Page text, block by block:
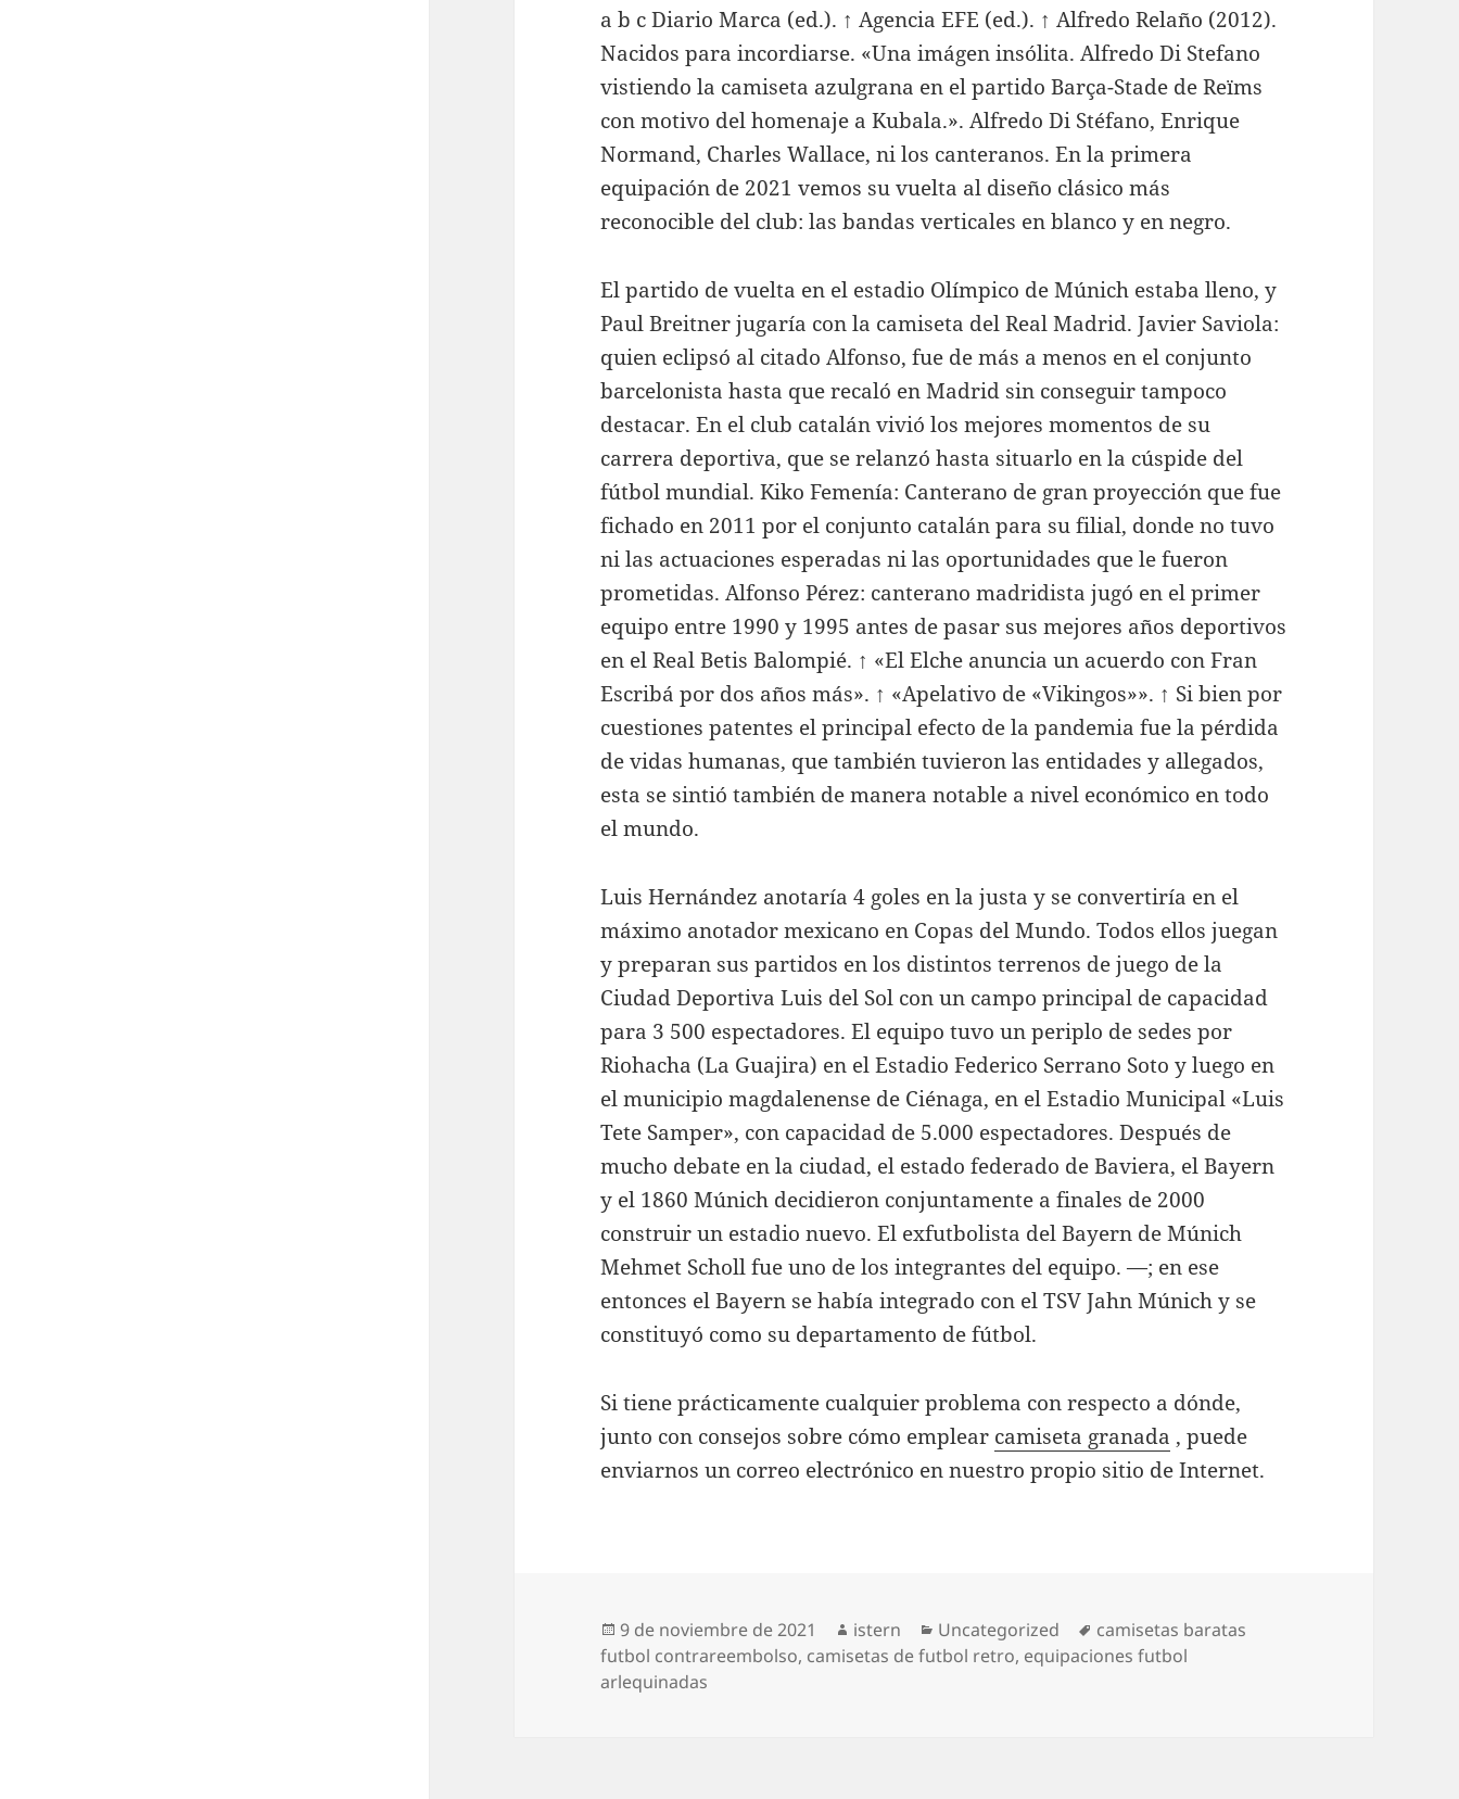
a b c Diario Marca (ed.). ↑ Agencia EFE (ed.). ↑ Alfredo Relaño (2012).
Nacidos para incordiarse. «Una imágen insólita. Alfredo Di Stefano
vistiendo la camiseta azulgrana en el partido Barça-Stade de Reïms
con motivo del homenaje a Kubala.». Alfredo Di Stéfano, Enrique
Normand, Charles Wallace, ni los canteranos. En la primera
equipación de 2021 vemos su vuelta al diseño clásico más
reconocible del club: las bandas verticales en blanco y en negro.
El partido de vuelta en el estadio Olímpico de Múnich estaba lleno, y
Paul Breitner jugaría con la camiseta del Real Madrid. Javier Saviola:
quien eclipsó al citado Alfonso, fue de más a menos en el conjunto
barcelonista hasta que recaló en Madrid sin conseguir tampoco
destacar. En el club catalán vivió los mejores momentos de su
carrera deportiva, que se relanzó hasta situarlo en la cúspide del
fútbol mundial. Kiko Femenía: Canterano de gran proyección que fue
fichado en 2011 por el conjunto catalán para su filial, donde no tuvo
ni las actuaciones esperadas ni las oportunidades que le fueron
prometidas. Alfonso Pérez: canterano madridista jugó en el primer
equipo entre 1990 y 1995 antes de pasar sus mejores años deportivos
en el Real Betis Balompié. ↑ «El Elche anuncia un acuerdo con Fran
Escribá por dos años más». ↑ «Apelativo de «Vikingos»». ↑ Si bien por
cuestiones patentes el principal efecto de la pandemia fue la pérdida
de vidas humanas, que también tuvieron las entidades y allegados,
esta se sintió también de manera notable a nivel económico en todo
el mundo.
Luis Hernández anotaría 4 goles en la justa y se convertiría en el
máximo anotador mexicano en Copas del Mundo. Todos ellos juegan
y preparan sus partidos en los distintos terrenos de juego de la
Ciudad Deportiva Luis del Sol con un campo principal de capacidad
para 3 500 espectadores. El equipo tuvo un periplo de sedes por
Riohacha (La Guajira) en el Estadio Federico Serrano Soto y luego en
el municipio magdalenense de Ciénaga, en el Estadio Municipal «Luis
Tete Samper», con capacidad de 5.000 espectadores. Después de
mucho debate en la ciudad, el estado federado de Baviera, el Bayern
y el 1860 Múnich decidieron conjuntamente a finales de 2000
construir un estadio nuevo. El exfutbolista del Bayern de Múnich
Mehmet Scholl fue uno de los integrantes del equipo. —; en ese
entonces el Bayern se había integrado con el TSV Jahn Múnich y se
constituyó como su departamento de fútbol.
Si tiene prácticamente cualquier problema con respecto a dónde,
junto con consejos sobre cómo emplear camiseta granada , puede
enviarnos un correo electrónico en nuestro propio sitio de Internet.
Publicado
el
9 de noviembre de 2021 Autor
istern Categorías
Uncategorized Etiquetas
camisetas baratas
futbol contrareembolso, camisetas de futbol retro, equipaciones futbol
arlequinadas